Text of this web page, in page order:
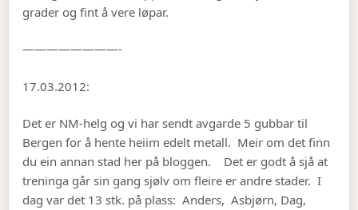
grader og fint å vere løpar.
————————-
17.03.2012:
Det er NM-helg og vi har sendt avgarde 5 gubbar til
Bergen for å hente heiim edelt metall. Meir om det finn
du ein annan stad her på bloggen. Det er godt å sjå at
treninga går sin gang sjølv om fleire er andre stader. I
dag var det 13 stk. på plass: Anders, Asbjørn, Dag,